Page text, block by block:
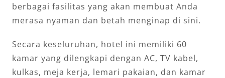
berbagai fasilitas yang akan membuat Anda
merasa nyaman dan betah menginap di sini.
Secara keseluruhan, hotel ini memiliki 60
kamar yang dilengkapi dengan AC, TV kabel,
kulkas, meja kerja, lemari pakaian, dan kamar